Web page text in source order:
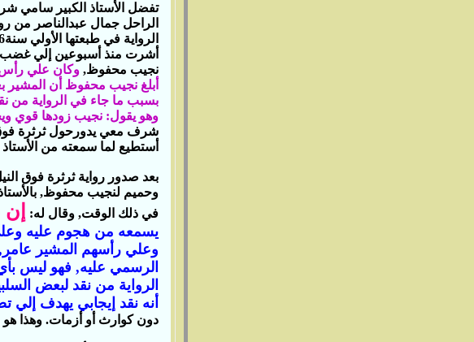
تفضل الأستاذ الكبير سامي
الراحل جمال عبدالناصر من
أشرت منذ أسبوعين إلي غضب
نجيب محفوظ‏,‏وكان علي رأس
أبلغ نجيب محفوظ أن المشير
بسبب ما جاء في الرواية من
وهو يقول‏:‏ نجيب زودها قوي
شرف معي يدورحول ثرثرة فوق
أستطيع لما سمعته من الأستاذ
بعد صدور رواية ثرثرة فوق
وحميم لنجيب محفوظ‏,‏
في ذلك الوقت‏,‏ وقال له‏:‏
يسمعه من هجوم عليه
وعلي رأسهم المشير
الرسمي عليه‏,‏ فهو ليس
الرواية من نقد لبعض
أنه نقد إيجابي يهدف
دون كوارث أو أزمات‏.‏ وهذا